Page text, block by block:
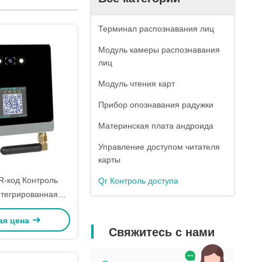
Терминал распознавания лиц
Модуль камеры распознавания
лиц
Модуль чтения карт
Прибор опознавания радужки
Материнская плата андроида
Управление доступом читателя
карты
Qr Контроль доступа
Свяжитесь с нами
код Контроль
Встроенная
BLE 4.1
цена